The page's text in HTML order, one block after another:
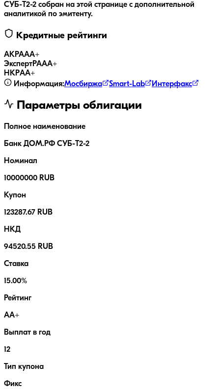
СУБ-T2-2 собран на этой странице с дополнительной
аналитикой по эмитенту.
Кредитные рейтинги
АКРАAA+
ЭкспертРАAA+
НКРAA+
Информация:Мосбиржа Smart-Lab Интерфакс
Параметры облигации
Полное наименование
Банк ДОМ.РФ СУБ-T2-2
Номинал
10000000 RUB
Купон
123287.67 RUB
НКД
94520.55 RUB
Ставка
15.00%
Рейтинг
AA+
Выплат в год
12
Тип купона
Фикс